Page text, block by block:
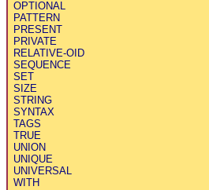
OPTIONAL
PATTERN
PRESENT
PRIVATE
RELATIVE-OID
SEQUENCE
SET
SIZE
STRING
SYNTAX
TAGS
TRUE
UNION
UNIQUE
UNIVERSAL
WITH